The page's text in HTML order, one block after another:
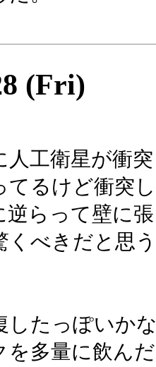
(Fri)
人工衛星が衝
てるけど衝突
逆らって壁に
くべきだと思
したっぽいか
を多量に飲ん